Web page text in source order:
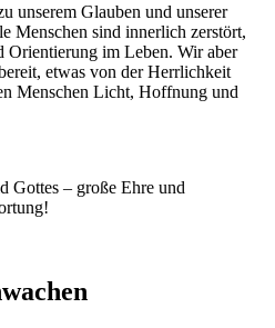
unserem Glauben und unserer
Menschen sind innerlich zerstört,
im Leben. Wir aber
etwas von der Herrlichkeit
Menschen Licht, Hoffnung und
Gottes – große Ehre und